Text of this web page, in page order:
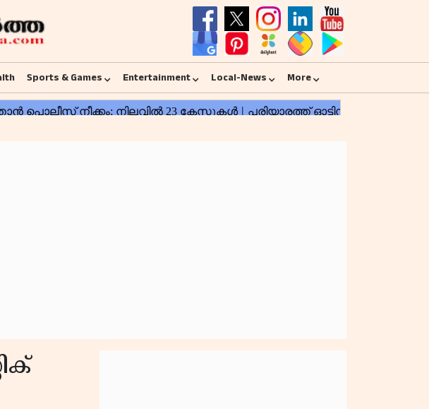
Sports & Games Entertainment Local-News More